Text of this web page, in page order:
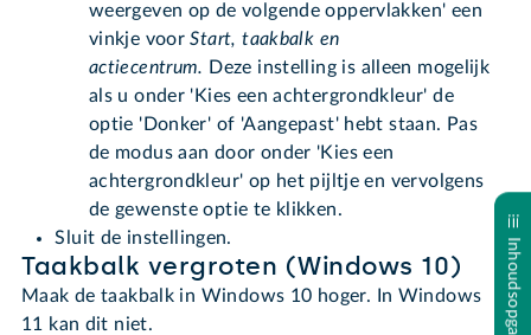
weergeven op de volgende oppervlakken' een
vinkje voorStart, taakbalk en
actiecentrum. Deze instelling is alleen mogelijk
als u onder 'Kies een achtergrondkleur' de
optie 'Donker' of 'Aangepast' hebt staan. Pas
de modus aan door onder 'Kies een
achtergrondkleur' op het pijltje en vervolgens
de gewenste optie te klikken.
Sluit de instellingen.
Taakbalk vergroten (Windows 10)
Maak de taakbalk in Windows 10 hoger. In Windows
11 kan dit niet.
Inhoudsopgave